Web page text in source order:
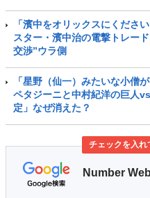
「濱中をオリックスにくださ
スター・濱中治の電撃トレー
交渉”ウラ側
「星野（仙一）みたいな小僧
ペタジーニと中村紀洋の巨人
定」なぜ消えた？
チェックを入れ
Number